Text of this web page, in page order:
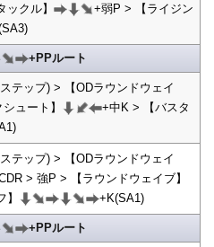
クル】
+弱P > 【ライジン
+PPルート
テップ) > 【ODラウンドウェイ
ュート】
+中K > 【バスタ
テップ) > 【ODラウンドウェイ
> 強P > 【ラウンドウェイブ】
+K(SA1)
+PPルート